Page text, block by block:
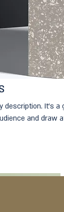
description. It’s
and draw